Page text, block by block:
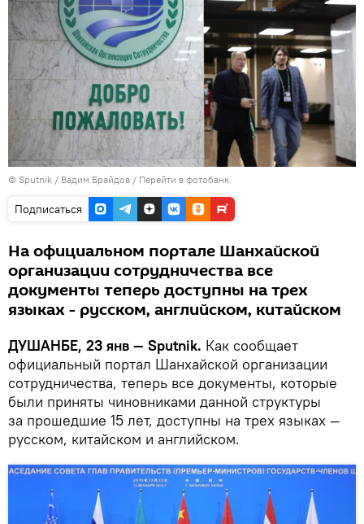
© Sputnik / Вадим Брайдов / Перейти в фотобанк
Подписаться
На официальном портале Шанхайской
организации сотрудничества все
документы теперь доступны на трех
языках - русском, английском, китайском
ДУШАНБЕ, 23 янв — Sputnik. Как сообщает
официальный портал Шанхайской организации
сотрудничества, теперь все документы, которые
были приняты чиновниками данной структуры
за прошедшие 15 лет, доступны на трех языках —
русском, китайском и английском.